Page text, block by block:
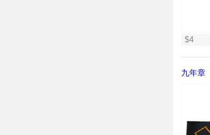
$4
九年章